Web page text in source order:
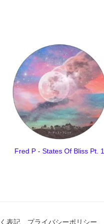
Fred P - States Of Bliss Pt. 1
表記 プライバシーポリシー